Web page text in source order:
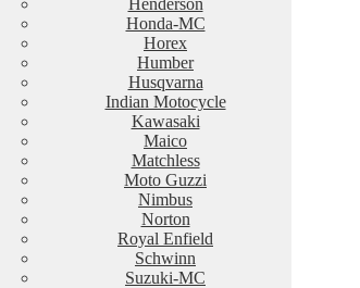
Henderson
Honda-MC
Horex
Humber
Husqvarna
Indian Motocycle
Kawasaki
Maico
Matchless
Moto Guzzi
Nimbus
Norton
Royal Enfield
Schwinn
Suzuki-MC